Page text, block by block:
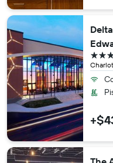
4